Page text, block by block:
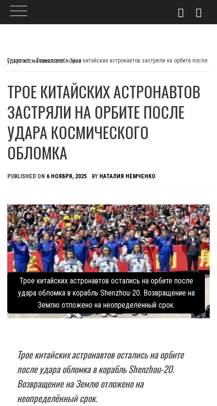
Главпост>Технологии>
Трое китайских астронавтов застряли на орбите после удара космического обломка
ТРОЕ КИТАЙСКИХ АСТРОНАВТОВ
ЗАСТРЯЛИ НА ОРБИТЕ ПОСЛЕ
УДАРА КОСМИЧЕСКОГО
ОБЛОМКА
PUBLISHED ON 6 НОЯБРЯ, 2025 BY НАТАЛИЯ НЕМЧЕНКО
Трое китайских астронавтов остались на орбите после
удара обломка в корабль Shenzhou-20. Возвращение на
Землю отложено на неопределённый срок.
Трое китайских астронавтов остались на орбите
после удара обломка в корабль Shenzhou-20.
Возвращение на Землю отложено на
неопределённый срок.